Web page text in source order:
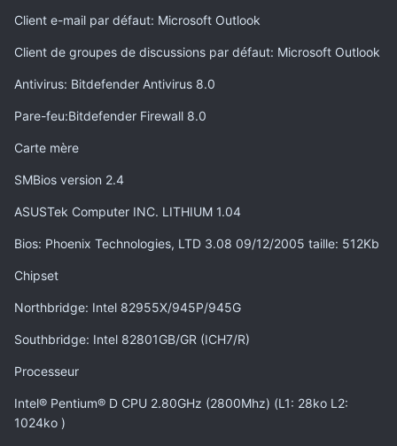
Client e-mail par défaut: Microsoft Outlook
Client de groupes de discussions par défaut: Microsoft Outlook
Antivirus: Bitdefender Antivirus 8.0
Pare-feu:Bitdefender Firewall 8.0
Carte mère
SMBios version 2.4
ASUSTek Computer INC. LITHIUM 1.04
Bios: Phoenix Technologies, LTD 3.08 09/12/2005 taille: 512Kb
Chipset
Northbridge: Intel 82955X/945P/945G
Southbridge: Intel 82801GB/GR (ICH7/R)
Processeur
Intel® Pentium® D CPU 2.80GHz (2800Mhz) (L1: 28ko L2:
1024ko )